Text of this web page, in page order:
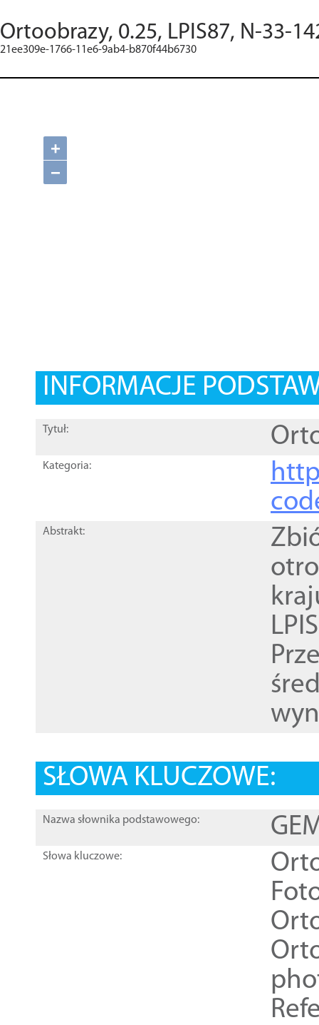
Ortoobrazy, 0.25, LPIS87, N-33-
21ee309e-1766-11e6-9ab4-b870f44b6730
+
−
INFORMACJE
Tytuł:
Kategoria:
Abstrakt:
SŁOWA KLUCZOWE:
Nazwa słownika podstawowego:
Słowa kluczowe: